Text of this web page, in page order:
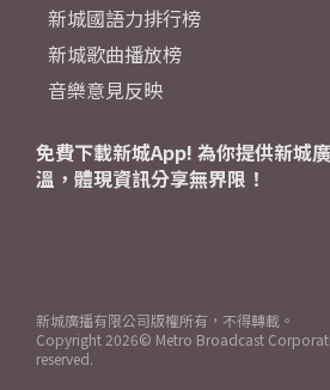
新城國語力排行榜
新城歌曲播放榜
音樂意見反映
免費下載新城App! 為你提供新城
溫，體現資訊分享無界限！
新城廣播有限公司版權所有，不得轉載。
Copyright 2026© Metro Broadcast
reserved.